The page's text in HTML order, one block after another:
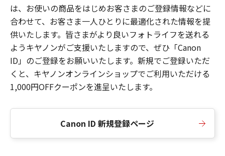
は、お使いの商品をはじめお客さまのご登録情報などに
合わせて、お客さま一人ひとりに最適化された情報を提
供いたします。皆さまがより良いフォトライフを送れる
ようキヤノンがご支援いたしますので、ぜひ「Canon
ID」のご登録をお願いいたします。新規でご登録いただ
くと、キヤノンオンラインショップでご利用いただける
1,000円OFFクーポンを進呈いたします。
Canon ID 新規登録ページ